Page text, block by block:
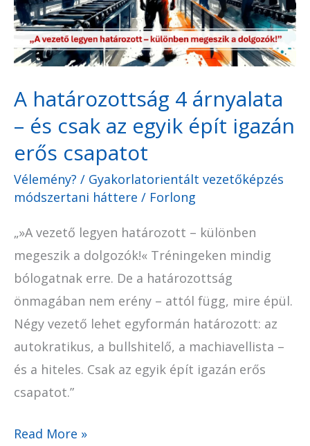
A határozottság 4 árnyalata
– és csak az egyik épít igazán
erős csapatot
Vélemény? / Gyakorlatorientált vezetőképzés
módszertani háttere / Forlong
„»A vezető legyen határozott – különben
megeszik a dolgozók!« Tréningeken mindig
bólogatnak erre. De a határozottság
önmagában nem erény – attól függ, mire épül.
Négy vezető lehet egyformán határozott: az
autokratikus, a bullshitelő, a machiavellista –
és a hiteles. Csak az egyik épít igazán erős
csapatot.”
–
és
csak
egyik
épít
igazán
csapatot
Read More »